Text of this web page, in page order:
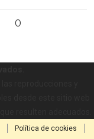
0
Política de cookies